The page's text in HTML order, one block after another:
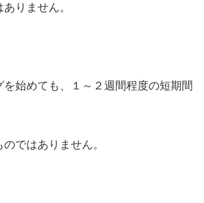
りません。
を始めても、１～２週間程度の短期間
ではありません。